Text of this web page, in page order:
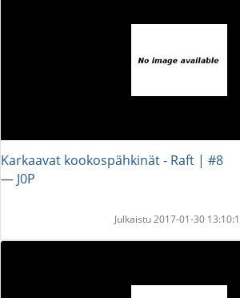
Karkaavat kookospähkinät - Raft | #8
― J0P
Julkaistu 2017-01-30